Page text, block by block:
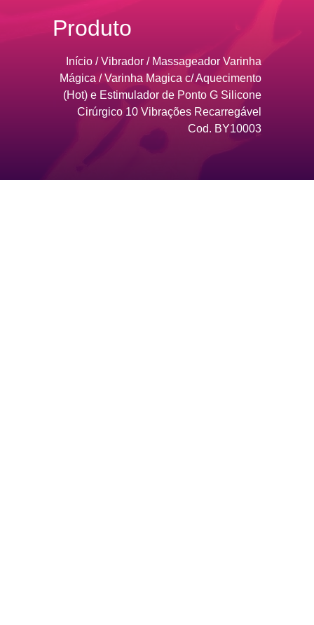
Produto
Início /Vibrador / Massageador Varinha
Mágica / Varinha Magica c/ Aquecimento
(Hot) e Estimulador de Ponto G Silicone
Cirúrgico 10 Vibrações Recarregável
Cod. BY10003